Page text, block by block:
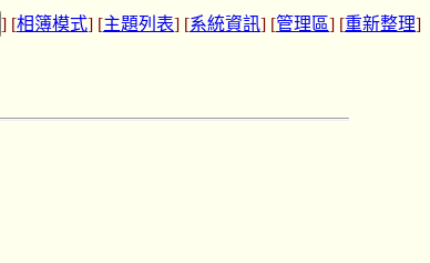
] [相簿模式] [主題列表] [系統資訊] [管理區] [重新整理]